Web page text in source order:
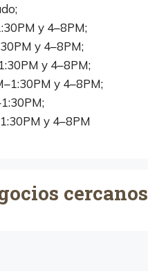
y 4–8PM;
y 4–8PM;
y 4–8PM;
y 4–8PM;
y 4–8PM
cercanos